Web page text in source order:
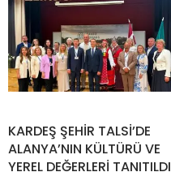
KARDEŞ ŞEHİR TALSİ’DE
ALANYA’NIN KÜLTÜRÜ VE
YEREL DEĞERLERİ TANITILDI